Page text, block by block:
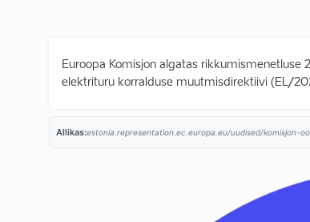
Euroopa Komisjon algatas rikkumismenetluse
elektrituru korralduse muutmisdirektiivi (EL/
Allikas:estonia.representation.ec.europa.eu/uudised/komisjon-